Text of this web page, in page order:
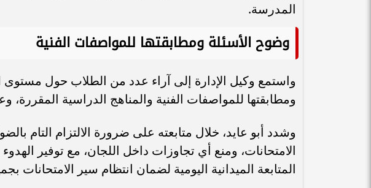
المدرسة.
وضوح الأسئلة ومطابقتها للمواصفات الفنية
واستمع وكيل الإدارة إلى آراء عدد من الطلاب حول مستوى
ومطابقتها للمواصفات الفنية والمناهج الدراسية المقررة،
وشدد أبو عايد، خلال متابعته على ضرورة الالتزام التام
الامتحانات، ومنع أي تجاوزات داخل اللجان، مع توفير
المتابعة الميدانية اليومية لضمان انتظام سير الامتحانات